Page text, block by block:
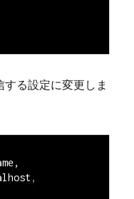
る設定に変更しま
,